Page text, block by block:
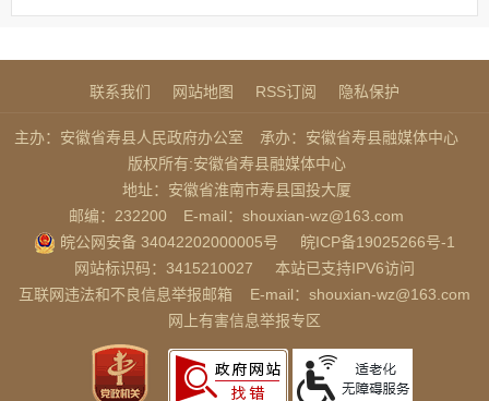
联系我们 网站地图 RSS订阅 隐私保护
主办：安徽省寿县人民政府办公室
承办：安徽省寿县融媒体中心
版权所有:安徽省寿县融媒体中心
地址：安徽省淮南市寿县国投大厦
邮编：232200
E-mail：shouxian-wz@163.com
皖公网安备 34042202000005号
皖ICP备19025266号-1
网站标识码：3415210027
本站已支持IPV6访问
互联网违法和不良信息举报邮箱
E-mail：shouxian-wz@163.com
网上有害信息举报专区